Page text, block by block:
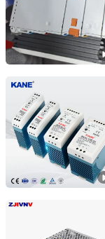
Guangdong,
Yueqing Kane
Zhejiang,
Yueqing Zhijiu